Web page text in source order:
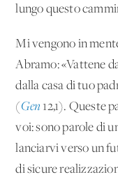
lungo questo
Mi vengono in
Abramo: «Vattene
dalla casa di tuo
(Gen 12,1). Queste
voi: sono parole di
lanciarvi verso un
di sicure